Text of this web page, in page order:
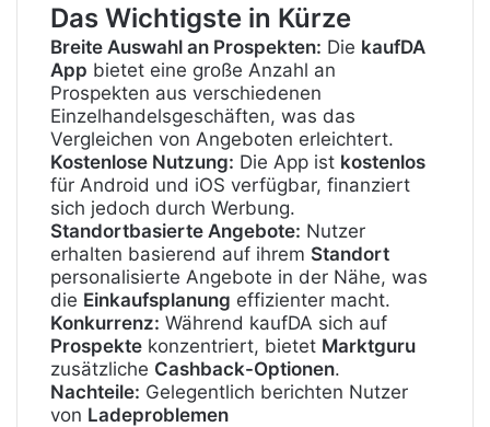
Das Wichtigste in Kürze
Breite Auswahl an Prospekten: Die kaufDA
App bietet eine große Anzahl an
Prospekten aus verschiedenen
Einzelhandelsgeschäften, was das
Vergleichen von Angeboten erleichtert.
Kostenlose Nutzung: Die App ist kostenlos
für Android und iOS verfügbar, finanziert
sich jedoch durch Werbung.
Standortbasierte Angebote: Nutzer
erhalten basierend auf ihrem Standort
personalisierte Angebote in der Nähe, was
die Einkaufsplanung effizienter macht.
Konkurrenz: Während kaufDA sich auf
Prospekte konzentriert, bietet Marktguru
zusätzliche Cashback-Optionen.
Nachteile: Gelegentlich berichten Nutzer
von Ladeproblemen